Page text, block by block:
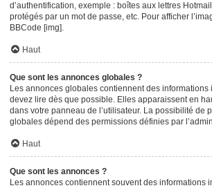
d’authentification, exemple : boîtes aux lettres
protégés par un mot de passe, etc. Pour afficher
BBCode [img].
Haut
Que sont les annonces globales ?
Les annonces globales contiennent des informations
devez lire dès que possible. Elles apparaissent en
dans votre panneau de l’utilisateur. La possibilité de
globales dépend des permissions définies par
Haut
Que sont les annonces ?
Les annonces contiennent souvent des informations